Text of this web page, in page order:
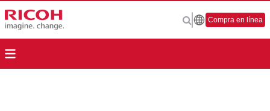
Compra en línea